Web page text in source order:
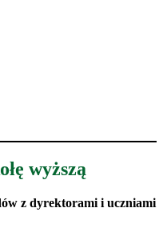
wyższą
z dyrektorami i uczniami